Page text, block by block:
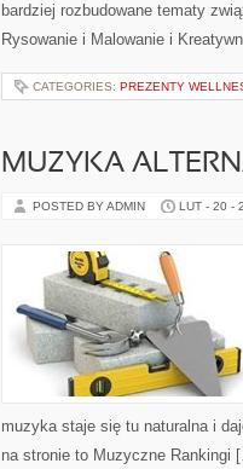
bardziej rozbudowane tematy
Rysowanie i Malowanie i
CATEGORIES: PREZENTY
MUZYKA
POSTED BY ADMIN LUT - 20 -
muzyka staje się tu naturalna i
na stronie to Muzyczne Rankingi